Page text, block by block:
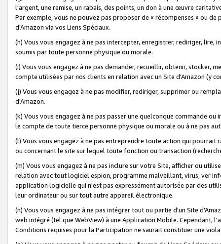
l'argent, une remise, un rabais, des points, un don à une œuvre
Par exemple, vous ne pouvez pas proposer de « récompenses » ou
d'Amazon via vos Liens Spéciaux.
(h) Vous vous engagez à ne pas intercepter, enregistrer, rediriger,
soumis par toute personne physique ou morale.
(i) Vous vous engagez à ne pas demander, recueillir, obtenir, stocker,
compte utilisées par nos clients en relation avec un Site d'Amazon (y
(j) Vous vous engagez à ne pas modifier, rediriger, supprimer ou
d'Amazon.
(k) Vous vous engagez à ne pas passer une quelconque commande
le compte de toute tierce personne physique ou morale ou à ne pas
(l) Vous vous engagez à ne pas entreprendre toute action qui
ou concernant le site sur lequel toute fonction ou transaction
(m) Vous vous engagez à ne pas inclure sur votre Site, afficher ou
relation avec tout logiciel espion, programme malveillant, virus, ver
application logicielle qui n'est pas expressément autorisée par des
leur ordinateur ou sur tout autre appareil électronique.
(n) Vous vous engagez à ne pas intégrer tout ou partie d'un Site
web intégré (tel que WebView) à une Application Mobile. Cependant,
Conditions requises pour la Participation ne saurait constituer une